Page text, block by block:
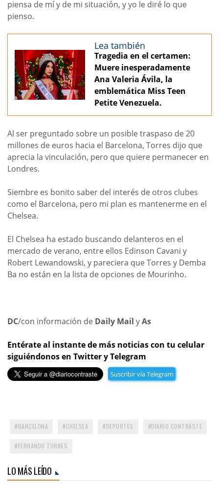
piensa de mí y de mi situación, y yo le diré lo que
pienso.
Lea también
Tragedia en el certamen:
Muere inesperadamente
Ana Valeria Ávila, la
emblemática Miss Teen
Petite Venezuela.
Al ser preguntado sobre un posible traspaso de 20
millones de euros hacia el Barcelona, Torres dijo que
aprecia la vinculación, pero que quiere permanecer en
Londres.
Siembre es bonito saber del interés de otros clubes
como el Barcelona, pero mi plan es mantenerme en el
Chelsea.
El Chelsea ha estado buscando delanteros en el
mercado de verano, entre ellos Edinson Cavani y
Robert Lewandowski, y pareciera que Torres y Demba
Ba no están en la lista de opciones de Mourinho.
DC/con información de Daily Mail yAs
Entérate al instante de más noticias con tu celular
siguiéndonos en Twitter y Telegram
Suscribir vía Telegram
BARCELONA CHELSEA DEPORTES DIARIO CONTRASTE
FERNANDO TORRES
LO MÁS LEÍDO